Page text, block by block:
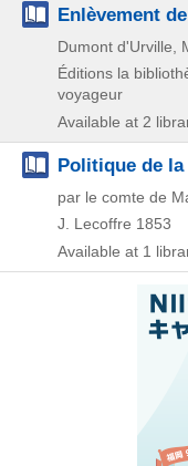
Enlèvement
Dumont d'Urville,
Éditions la
voyageur
Available at 2
Politique de la
par le comte de
J. Lecoffre 1853
Available at 1